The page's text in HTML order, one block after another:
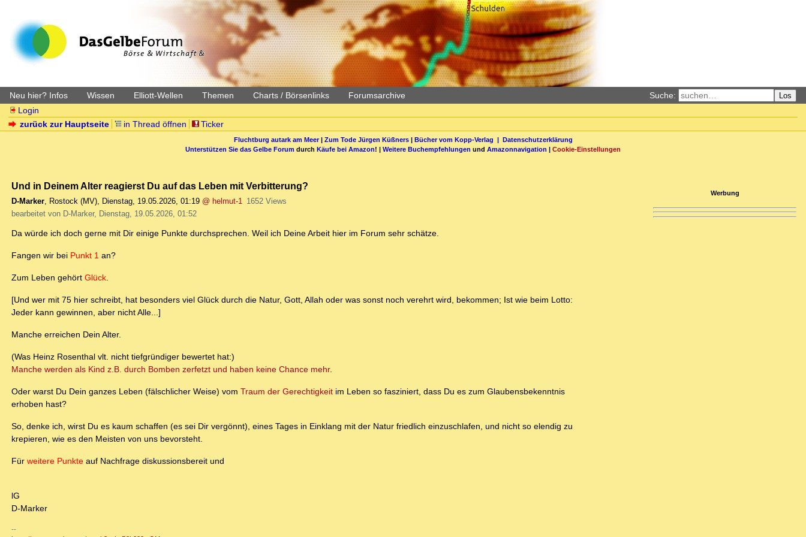
Neu hier? Infos Wissen Elliott-Wellen Themen Charts / Börsenlinks Forumsarchive Suche: Los
Login
zurück zur Hauptseite
in Thread öffnen Ticker
Fluchtburg autark am Meer| Zum Tode Jürgen Küßners| Bücher vom Kopp-Verlag | Datenschutzerklärung
Unterstützen Sie das Gelbe Forum durch Käufe bei Amazon! | Weitere Buchempfehlungen und Amazonnavigation | Cookie-Einstellungen
Und in Deinem Alter reagierst Du auf das Leben mit Verbitterung?
D-Marker, Rostock (MV), Dienstag, 19.05.2026, 01:19 @ helmut-1 1652 Views
bearbeitet von D-Marker, Dienstag, 19.05.2026, 01:52
Da würde ich doch gerne mit Dir einige Punkte durchsprechen. Weil ich Deine Arbeit hier im Forum sehr schätze.
Fangen wir bei Punkt 1 an?
Zum Leben gehört Glück.
[Und wer mit 75 hier schreibt, hat besonders viel Glück durch die Natur, Gott, Allah oder was sonst noch verehrt wird, bekommen; Ist wie beim Lotto:
Jeder kann gewinnen, aber nicht Alle...]
Manche erreichen Dein Alter.
(Was Heinz Rosenthal vlt. nicht tiefgründiger bewertet hat:)
Manche werden als Kind z.B. durch Bomben zerfetzt und haben keine Chance mehr.
Oder warst Du Dein ganzes Leben (fälschlicher Weise) vom Traum der Gerechtigkeit im Leben so fasziniert, dass Du es zum Glaubensbekenntnis
erhoben hast?
So, denke ich, wirst Du es kaum schaffen (es sei Dir vergönnt), eines Tages in Einklang mit der Natur friedlich einzuschlafen, und nicht so elendig zu
krepieren, wie es den Meisten von uns bevorsteht.
Für weitere Punkte auf Nachfrage diskussionsbereit und
lG
D-Marker
--
Werbung